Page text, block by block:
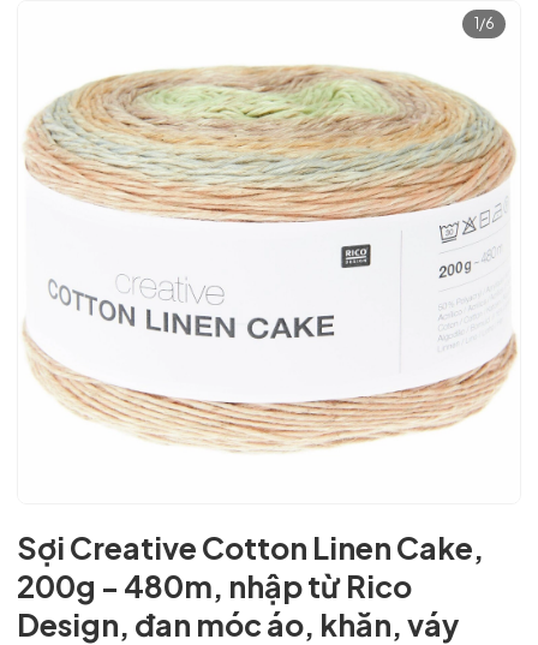
1 /6
Sợi Creative Cotton Linen Cake,
200g - 480m, nhập từ Rico
Design, đan móc áo, khăn, váy